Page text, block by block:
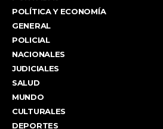
POLÍTICA Y ECONOMÍA
GENERAL
POLICIAL
NACIONALES
JUDICIALES
SALUD
MUNDO
CULTURALES
DEPORTES